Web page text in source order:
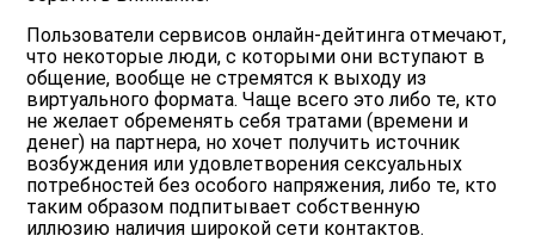
Пользователи сервисов онлайн-дейтинга отмечают,
что некоторые люди, с которыми они вступают в
общение, вообще не стремятся к выходу из
виртуального формата. Чаще всего это либо те, кто
не желает обременять себя тратами (времени и
денег) на партнера, но хочет получить источник
возбуждения или удовлетворения сексуальных
потребностей без особого напряжения, либо те, кто
таким образом подпитывает собственную
иллюзию наличия широкой сети контактов.